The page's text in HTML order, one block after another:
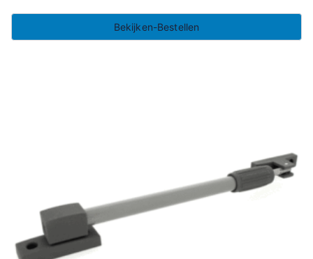
Bekijken-Bestellen